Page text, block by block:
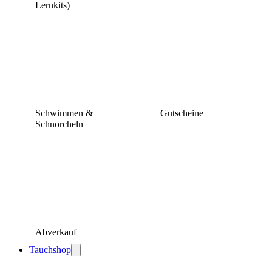
Lernkits)
Schwimmen &
Schnorcheln
Gutscheine
Abverkauf
Tauchshop